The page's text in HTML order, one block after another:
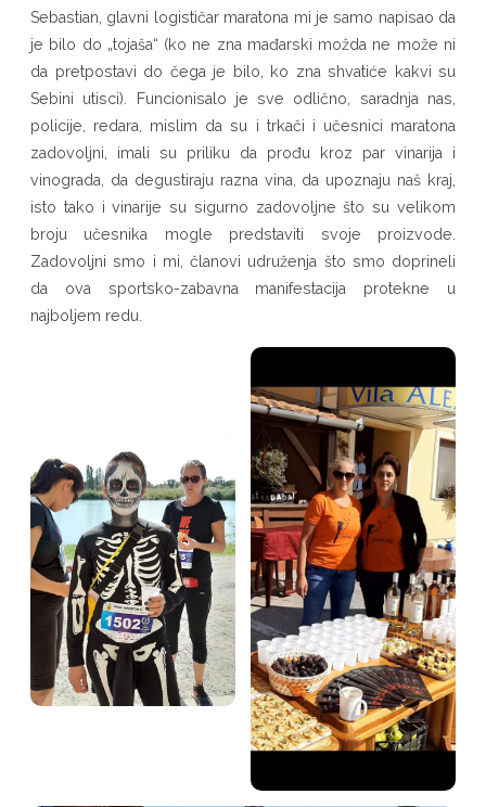
Sebastian, glavni logističar maratona mi je samo napisao da
je bilo do „tojaša“ (ko ne zna mađarski možda ne može ni
da pretpostavi do čega je bilo, ko zna shvatiće kakvi su
Sebini utisci). Funcionisalo je sve odlično, saradnja nas,
policije, redara, mislim da su i trkači i učesnici maratona
zadovoljni, imali su priliku da prođu kroz par vinarija i
vinograda, da degustiraju razna vina, da upoznaju naš kraj,
isto tako i vinarije su sigurno zadovoljne što su velikom
broju učesnika mogle predstaviti svoje proizvode.
Zadovoljni smo i mi, članovi udruženja što smo doprineli
da ova sportsko-zabavna manifestacija protekne u
najboljem redu.